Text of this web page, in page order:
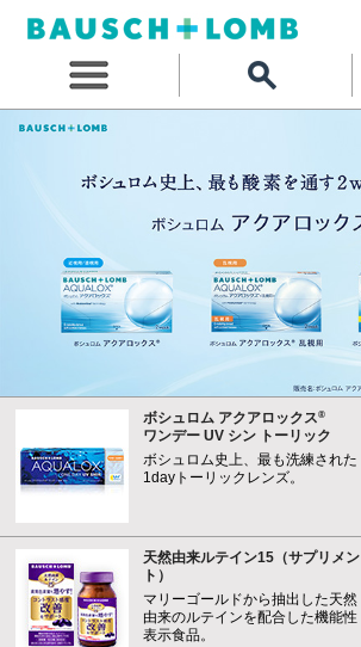
ボシュロム アクアロックス®
ワンデー UV シン トーリック
ボシュロム史上、最も洗練された
1dayトーリックレンズ。
天然由来ルテイン15（サプリメン
ト）
マリーゴールドから抽出した天然
由来のルテインを配合した機能性
表示食品。